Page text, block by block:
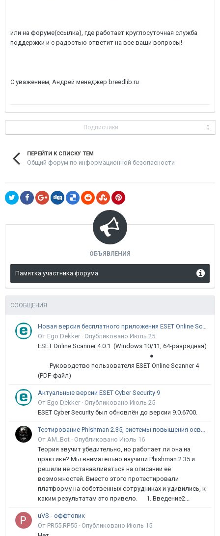
или на форуме(ссылка), где работает круглосуточная служба
поддержки и с радостью ответит на все ваши вопросы!
С уважением, Андрей менеджер breedlib.ru
Подписчики 0
ПЕРЕЙТИ К СПИСКУ ТЕМ
Общий форум по информационной безопасности
ОБЪЯВЛЕНИЯ
Памятка участника форума
СООБЩЕНИЯ
От Ego Dekker · Опубликовано Июль 25
ESET Online Scanner 4.0.1 (Windows 10/11, 64-разрядная)
●
Руководство пользователя ESET Online Scanner 4
(PDF-файл)
Актуальные версии ESET Cyber Security 9
От Ego Dekker · Опубликовано Июль 25
ESET Cyber Security был обновлён до версии 9.0.6700.
От AM_Bot · Опубликовано Июль 16
Теория звучит убедительно, но работает ли она на
практике? Мы внимательно изучили Phishman 2.35 и
решили не останавливаться на описании её
возможностей. Вместо этого протестировали
платформу на собственных сотрудниках и удивились, к
каким результатам это привело. 1. Введение2...
uVS - оффтопик
От PR55.RP55 · Опубликовано Июль 15